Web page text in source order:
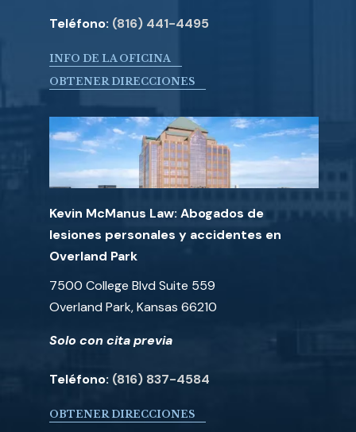
Teléfono: (816) 441-4495
INFO DE LA OFICINA
OBTENER DIRECCIONES
Kevin McManus Law: Abogados de
lesiones personales y accidentes en
Overland Park
7500 College Blvd Suite 559
Overland Park, Kansas 66210
Solo con cita previa
Teléfono: (816) 837-4584
OBTENER DIRECCIONES